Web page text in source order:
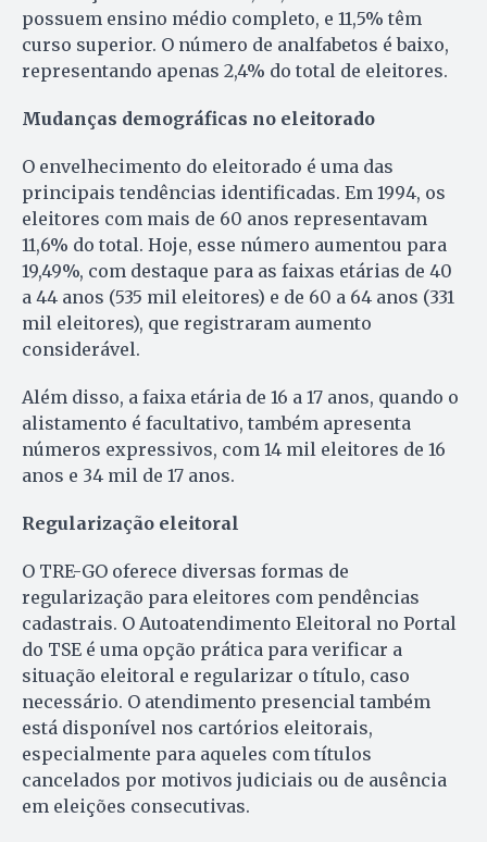
possuem ensino médio completo, e 11,5% têm
curso superior. O número de analfabetos é baixo,
representando apenas 2,4% do total de eleitores.
Mudanças demográficas no eleitorado
O envelhecimento do eleitorado é uma das
principais tendências identificadas. Em 1994, os
eleitores com mais de 60 anos representavam
11,6% do total. Hoje, esse número aumentou para
19,49%, com destaque para as faixas etárias de 40
a 44 anos (535 mil eleitores) e de 60 a 64 anos (331
mil eleitores), que registraram aumento
considerável.
Além disso, a faixa etária de 16 a 17 anos, quando o
alistamento é facultativo, também apresenta
números expressivos, com 14 mil eleitores de 16
anos e 34 mil de 17 anos.
Regularização eleitoral
O TRE-GO oferece diversas formas de
regularização para eleitores com pendências
cadastrais. O Autoatendimento Eleitoral no Portal
do TSE é uma opção prática para verificar a
situação eleitoral e regularizar o título, caso
necessário. O atendimento presencial também
está disponível nos cartórios eleitorais,
especialmente para aqueles com títulos
cancelados por motivos judiciais ou de ausência
em eleições consecutivas.